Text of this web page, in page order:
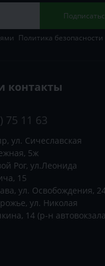
Политика безопасности
контакты
75 11 63
ул. Сичеславская
5ж
Рог, ул.Леонида
15
ул. Освобождения,
ул. Николая
14 (р-н